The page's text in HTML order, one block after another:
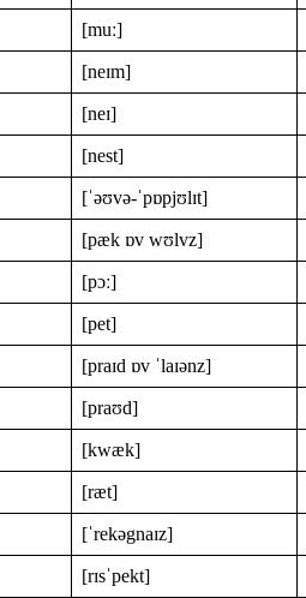
[muː]
[neɪm]
[neɪ]
[nest]
[ˈəʊvə-ˈpɒpjʊlɪt]
[pæk ɒv wʊlvz]
[pɔː]
[pet]
[praɪd ɒv ˈlaɪənz]
[praʊd]
[kwæk]
[ræt]
[ˈrekəgnaɪz]
[rɪsˈpekt]